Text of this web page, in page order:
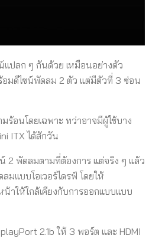
แปลก ๆ กันด้วย เหมือนอย่างตัว
อมดีไซน์พัดลม 2 ตัว แต่มีตัวที่ 3 ซ่อน
ร้อนโดยเฉพาะ ทว่าอาจมีผู้ใช้บาง
ITX ได้สักวัน
2 พัดลมตามที่ต้องการ แต่จริง ๆ แล้ว
มแบบโอเวอร์ไดรฟ์ โดยให้
าให้ใกล้เคียงกับการออกแบบแบบ
2.1b ให้ 3 พอร์ต และ HDMI